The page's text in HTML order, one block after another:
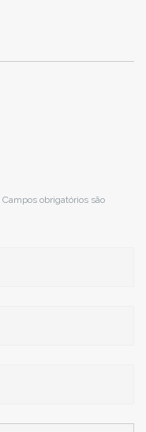
Campos obrigatórios são